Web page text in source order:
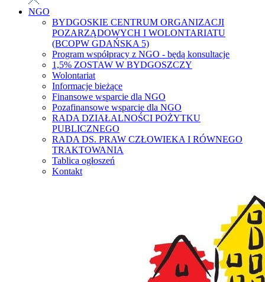
NGO
BYDGOSKIE CENTRUM ORGANIZACJI
POZARZĄDOWYCH I WOLONTARIATU
(BCOPW GDAŃSKA 5)
Program współpracy z NGO - będą konsultacje
1,5% ZOSTAW W BYDGOSZCZY
Wolontariat
Informacje bieżące
Finansowe wsparcie dla NGO
Pozafinansowe wsparcie dla NGO
RADA DZIAŁALNOŚCI POŻYTKU
PUBLICZNEGO
RADA DS. PRAW CZŁOWIEKA I RÓWNEGO
TRAKTOWANIA
Tablica ogłoszeń
Kontakt